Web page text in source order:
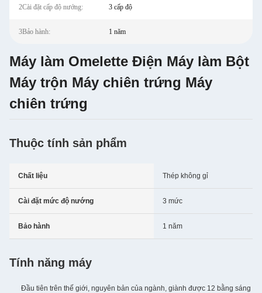
2Cài đặt cấp độ nướng: 3 cấp độ
3Bảo hành: 1 năm
Máy làm Omelette Điện Máy làm Bột
Máy trộn Máy chiên trứng Máy
chiên trứng
Thuộc tính sản phẩm
Chất liệu Thép không gỉ
Cài đặt mức độ nướng 3 mức
Bảo hành 1 năm
Tính năng máy
Đầu tiên trên thế giới, nguyên bản của ngành, giành được 12 bằng sáng